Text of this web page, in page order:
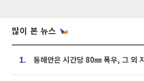
많이 본 뉴스
1.